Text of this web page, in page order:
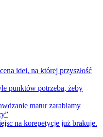
idei, na której przyszłość
punktów potrzeba, żeby
matur zarabiamy
na korepetycje już brakuje.